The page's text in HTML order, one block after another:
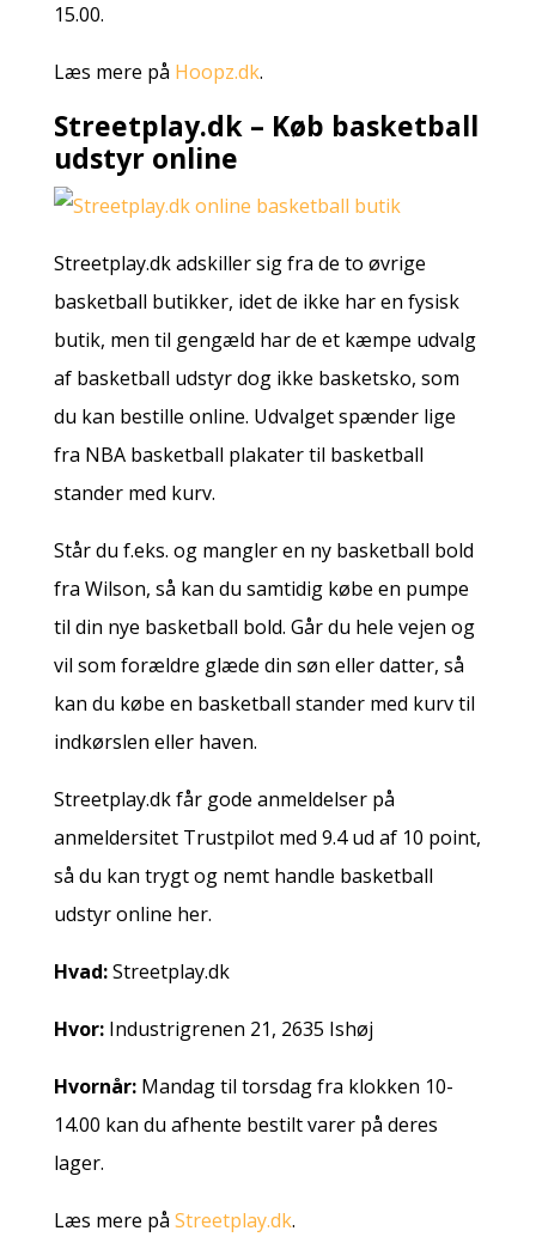
15.00.
Læs mere på Hoopz.dk.
Streetplay.dk – Køb basketball
udstyr online
Streetplay.dk adskiller sig fra de to øvrige
basketball butikker, idet de ikke har en fysisk
butik, men til gengæld har de et kæmpe udvalg
af basketball udstyr dog ikke basketsko, som
du kan bestille online. Udvalget spænder lige
fra NBA basketball plakater til basketball
stander med kurv.
Står du f.eks. og mangler en ny basketball bold
fra Wilson, så kan du samtidig købe en pumpe
til din nye basketball bold. Går du hele vejen og
vil som forældre glæde din søn eller datter, så
kan du købe en basketball stander med kurv til
indkørslen eller haven.
Streetplay.dk får gode anmeldelser på
anmeldersitet Trustpilot med 9.4 ud af 10 point,
så du kan trygt og nemt handle basketball
udstyr online her.
Hvad:Streetplay.dk
Hvor: Industrigrenen 21, 2635 Ishøj
Hvornår: Mandag til torsdag fra klokken 10-
14.00 kan du afhente bestilt varer på deres
lager.
Læs mere på Streetplay.dk.